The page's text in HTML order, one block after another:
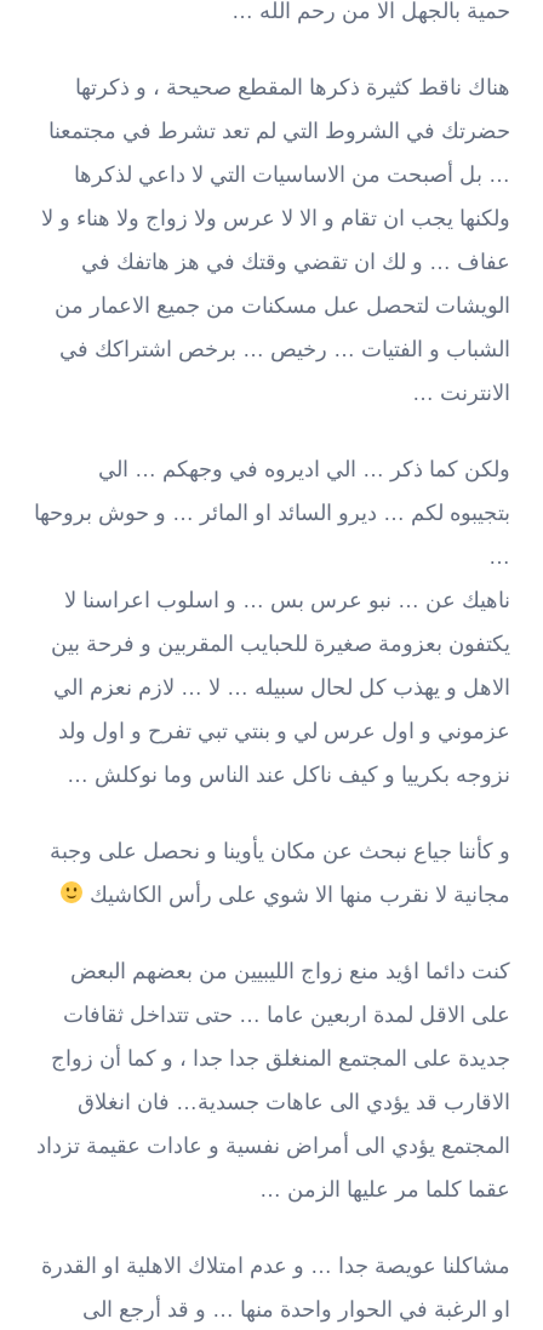
حمية بالجهل الا من رحم الله …
هناك ناقط كثيرة ذكرها المقطع صحيحة ، و ذكرتها
حضرتك في الشروط التي لم تعد تشرط في مجتمعنا
… بل أصبحت من الاساسيات التي لا داعي لذكرها
ولكنها يجب ان تقام و الا لا عرس ولا زواج ولا هناء و لا
عفاف … و لك ان تقضي وقتك في هز هاتفك في
الويشات لتحصل عىل مسكنات من جميع الاعمار من
الشباب و الفتيات … رخيص … برخص اشتراكك في
الانترنت …
ولكن كما ذكر … الي اديروه في وجهكم … الي
بتجيبوه لكم … ديرو السائد او المائر … و حوش بروحها
…
ناهيك عن … نبو عرس بس … و اسلوب اعراسنا لا
يكتفون بعزومة صغيرة للحبايب المقربين و فرحة بين
الاهل و يهذب كل لحال سبيله … لا … لازم نعزم الي
عزموني و اول عرس لي و بنتي تبي تفرح و اول ولد
نزوجه بكرييا و كيف ناكل عند الناس وما نوكلش …
و كأننا جياع نبحث عن مكان يأوينا و نحصل على وجبة
مجانية لا نقرب منها الا شوي على رأس الكاشيك
كنت دائما اؤيد منع زواج الليبيين من بعضهم البعض
على الاقل لمدة اربعين عاما … حتى تتداخل ثقافات
جديدة على المجتمع المنغلق جدا جدا ، و كما أن زواج
الاقارب قد يؤدي الى عاهات جسدية… فان انغلاق
المجتمع يؤدي الى أمراض نفسية و عادات عقيمة تزداد
عقما كلما مر عليها الزمن …
مشاكلنا عويصة جدا … و عدم امتلاك الاهلية او القدرة
او الرغبة في الحوار واحدة منها … و قد أرجع الى